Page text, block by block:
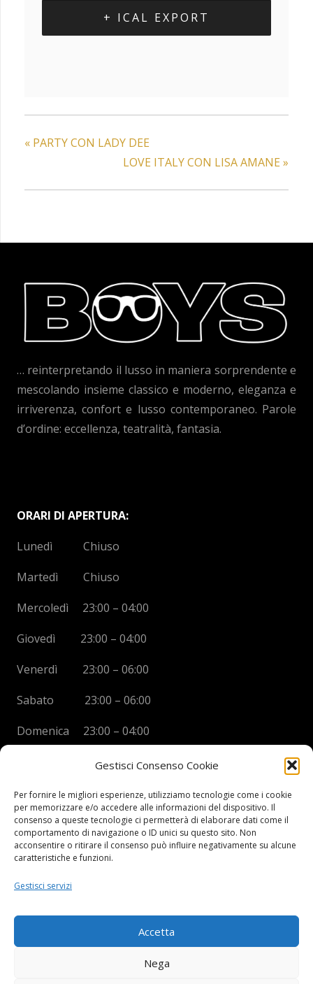
Gestisci Consenso Cookie
Per fornire le migliori esperienze, utilizziamo tecnologie come i cookie
per memorizzare e/o accedere alle informazioni del dispositivo. Il
consenso a queste tecnologie ci permetterà di elaborare dati come il
comportamento di navigazione o ID unici su questo sito. Non
acconsentire o ritirare il consenso può influire negativamente su alcune
caratteristiche e funzioni.
Gestisci servizi
Accetta
Nega
+ ICAL EXPORT
« PARTY CON LADY DEE
LOVE ITALY CON LISA AMANE »
… reinterpretando il lusso in maniera sorprendente e
mescolando insieme classico e moderno, eleganza e
irriverenza, confort e lusso contemporaneo. Parole
d’ordine: eccellenza, teatralità, fantasia.
ORARI DI APERTURA:
Lunedì Chiuso
Martedì Chiuso
Mercoledì 23:00 – 04:00
Giovedì 23:00 – 04:00
Venerdì 23:00 – 06:00
Sabato 23:00 – 06:00
Domenica 23:00 – 04:00
BOYS DISCO VICENZA
Via Oreficeria, 68 –36100 Vicenza (VI)
Tel.+39 0444 960737
P.I.03908300241
Privacy Policy e informazioni Legali